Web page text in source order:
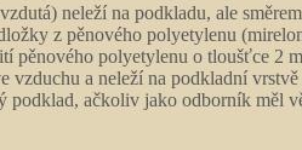
neleží na podkladu, ale
z pěnového polyetylenu
pěnového polyetylenu o tloušťce 2
a neleží na podkladní
ačkoliv jako odborník měl